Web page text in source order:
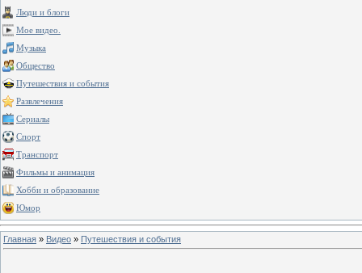
Люди и блоги
Мое видео.
Музыка
Общество
Путешествия и события
Развлечения
Сериалы
Спорт
Транспорт
Фильмы и анимация
Хобби и образование
Юмор
Главная » Видео » Путешествия и события